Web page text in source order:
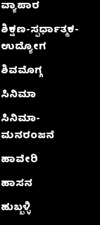
ವ್ಯಾಪಾರ
ಶಿಕ್ಷಣ-ಸ್ಪರ್ಧಾತ್ಮಕ-
ಉದ್ಯೋಗ
ಶಿವಮೊಗ್ಗ
ಸಿನಿಮಾ
ಸಿನಿಮಾ-
ಮನರಂಜನೆ
ಹಾವೇರಿ
ಹಾಸನ
ಹುಬ್ಬಳ್ಳಿ